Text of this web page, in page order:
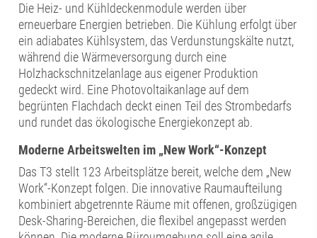
Die Heiz- und Kühldeckenmodule werden über
erneuerbare Energien betrieben. Die Kühlung erfolgt über
ein adiabates Kühlsystem, das Verdunstungskälte nutzt,
während die Wärmeversorgung durch eine
Holzhackschnitzelanlage aus eigener Produktion
gedeckt wird. Eine Photovoltaikanlage auf dem
begrünten Flachdach deckt einen Teil des Strombedarfs
und rundet das ökologische Energiekonzept ab.
Moderne Arbeitswelten im „New Work“-Konzept
Das T3 stellt 123 Arbeitsplätze bereit, welche dem „New
Work“-Konzept folgen. Die innovative Raumaufteilung
kombiniert abgetrennte Räume mit offenen, großzügigen
Desk-Sharing-Bereichen, die flexibel angepasst werden